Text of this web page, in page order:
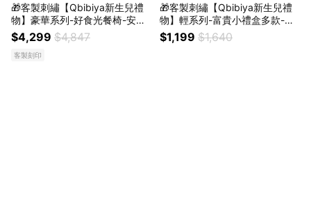
🎁客製刺繡【Qbibiya新生兒禮
物】豪華系列-好食光餐椅-安撫
娃娃+純綿萬用紗布巾+攜帶餐椅
+止滑襪贈卡片(馬年/新生禮/嬰
兒禮/滿月禮/彌月禮/生日禮)
$4,299 $4,847
客製刻印
🎁客製刺繡【Qbibiya新生兒禮
物】輕系列-富貴小禮盒多款-握
吸管水杯+鳳梨手搖鈴+純棉萬用
紗布巾(馬年/新生禮/新生賀禮/嬰
$1,199 $1,640